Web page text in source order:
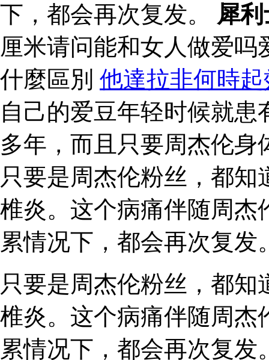
下，都会再次复发。 犀
厘米请问能和女人做爱
什麼區別 他達拉非何時起
自己的爱豆年轻时候就
多年，而且只要周杰伦
只要是周杰伦粉丝，都
椎炎。这个病痛伴随周杰
累情况下，都会再次复发
只要是周杰伦粉丝，都
椎炎。这个病痛伴随周杰
累情况下，都会再次复发